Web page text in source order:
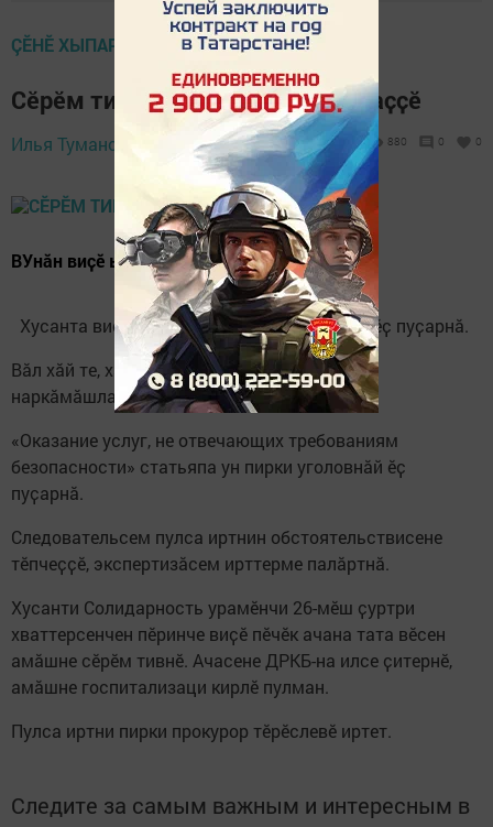
ÇӖНӖ ХЫПАРСЕМ
Сӗрӗм тивнӗшӗн амӑшне айӑплаҫҫӗ
Илья Туманов, 21 January 2021 - 12:37 880 0 0
ВУнӑн виҫӗ ывӑлӗ те вилме пултарнӑ
Хусанта виҫӗ ача амӑшӗ пирки уголовнӑй ӗҫ пуҫарнӑ.
Вӑл хӑй те, хӑйӗн виҫӗ ачине те сӗрӗмпе
наркӑмӑшлантарнӑ.
«Оказание услуг, не отвечающих требованиям
безопасности» статьяпа ун пирки уголовнӑй ӗҫ
пуҫарнӑ.
Следовательсем пулса иртнин обстоятельствисене
тӗпчеҫҫӗ, экспертизӑсем ирттерме палӑртнӑ.
Хусанти Солидарность урамӗнчи 26-мӗш ҫуртри
хваттерсенчен пӗринче виҫӗ пӗчӗк ачана тата вӗсен
амӑшне сӗрӗм тивнӗ. Ачасене ДРКБ-на илсе ҫитернӗ,
амӑшне госпитализаци кирлӗ пулман.
Пулса иртни пирки прокурор тӗрӗслевӗ иртет.
Следите за самым важным и интересным в